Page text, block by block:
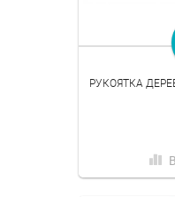
РУКОЯТКА